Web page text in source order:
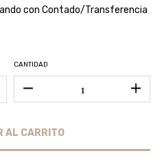
con Contado/Transferencia
CANTIDAD